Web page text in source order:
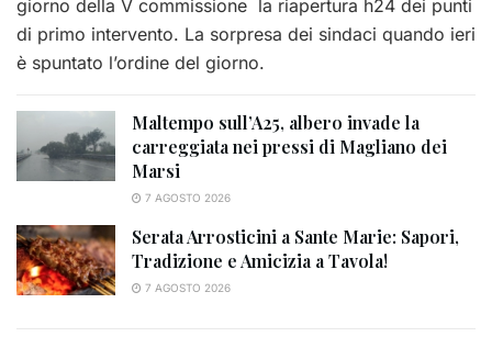
giorno della V commissione la riapertura h24 dei punti
di primo intervento. La sorpresa dei sindaci quando ieri
è spuntato l’ordine del giorno.
Maltempo sull’A25, albero invade la
carreggiata nei pressi di Magliano dei
Marsi
7 AGOSTO 2026
Serata Arrosticini a Sante Marie: Sapori,
Tradizione e Amicizia a Tavola!
7 AGOSTO 2026